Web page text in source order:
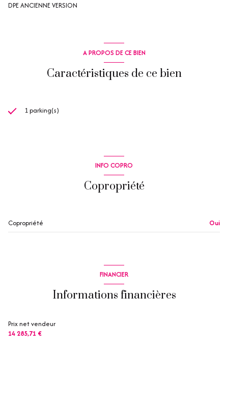
DPE ANCIENNE VERSION
A PROPOS DE CE BIEN
Caractéristiques de ce bien
1 parking(s)
INFO COPRO
Copropriété
Copropriété Oui
FINANCIER
Informations financières
Prix net vendeur
14 285,71 €